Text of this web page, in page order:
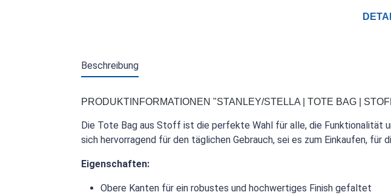
Beschreibung
PRODUKTINFORMATIONEN "STANLEY/STELLA | TOTE BAG |
Die Tote Bag aus Stoff ist die perfekte Wahl für alle, die Funktionalität
sich hervorragend für den täglichen Gebrauch, sei es zum Einkaufen,
Eigenschaften:
Obere Kanten für ein robustes und hochwertiges Finish gefaltet